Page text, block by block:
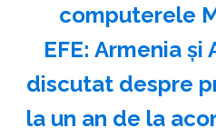
computerele
EFE: Armenia şi
discutat despre
la un an de la